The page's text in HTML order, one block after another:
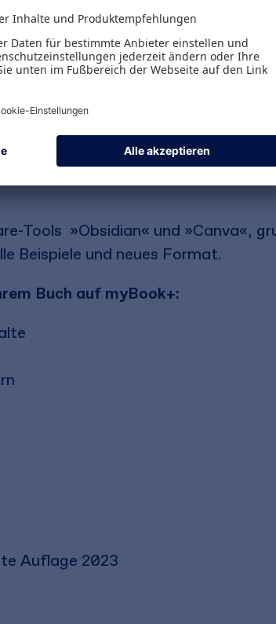
wie man selbst trockene Inhalte
wie man Meetings und
in allen vier Disziplinen schnell
geht vor Rhetorikkunst
.
vorn. Der Erfolg ist schon nach
Texten, Vorträgen, Moderationen
Tools »Obsidian« und »Canva«,
Beispiele und neues Format​.
Buch auf myBook+:
Auflage 2023